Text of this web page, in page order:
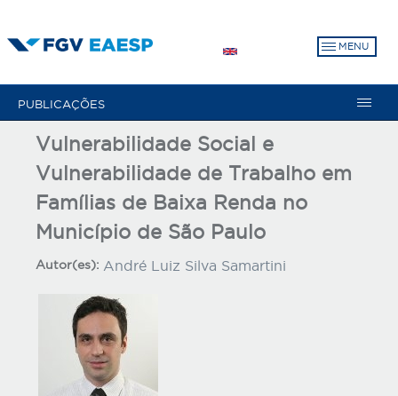
para
MENU
PUBLICAÇÕES
Vulnerabilidade Social e
Vulnerabilidade de Trabalho em
Famílias de Baixa Renda no
Município de São Paulo
Autor(es): André Luiz Silva Samartini